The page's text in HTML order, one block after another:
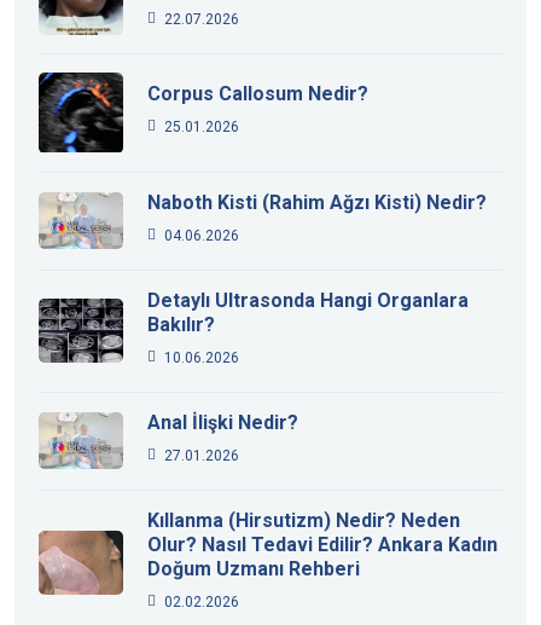
22.07.2026
Corpus Callosum Nedir?
25.01.2026
Naboth Kisti (Rahim Ağzı Kisti) Nedir?
04.06.2026
Detaylı Ultrasonda Hangi Organlara
Bakılır?
10.06.2026
Anal İlişki Nedir?
27.01.2026
Kıllanma (Hirsutizm) Nedir? Neden
Olur? Nasıl Tedavi Edilir? Ankara Kadın
Doğum Uzmanı Rehberi
02.02.2026